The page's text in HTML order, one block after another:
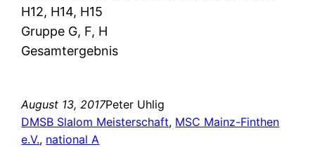
H12, H14, H15
Gruppe G, F, H
Gesamtergebnis
August 13, 2017Peter Uhlig
DMSB Slalom Meisterschaft, MSC Mainz-Finthen
e.V., national A